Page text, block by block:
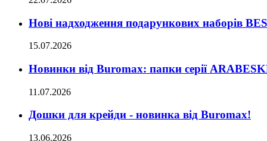
Нові надходження подарункових наборів
15.07.2026
Новинки від Buromax: папки серії
11.07.2026
Дошки для крейди - новинка від Buromax!
13.06.2026